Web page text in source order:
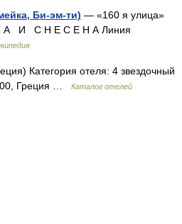
Би-эм-ти) — «160 я улица»
А И С Н Е С Е Н А Линия
Категория отеля: 4 звездочный
Греция …
Каталог отелей